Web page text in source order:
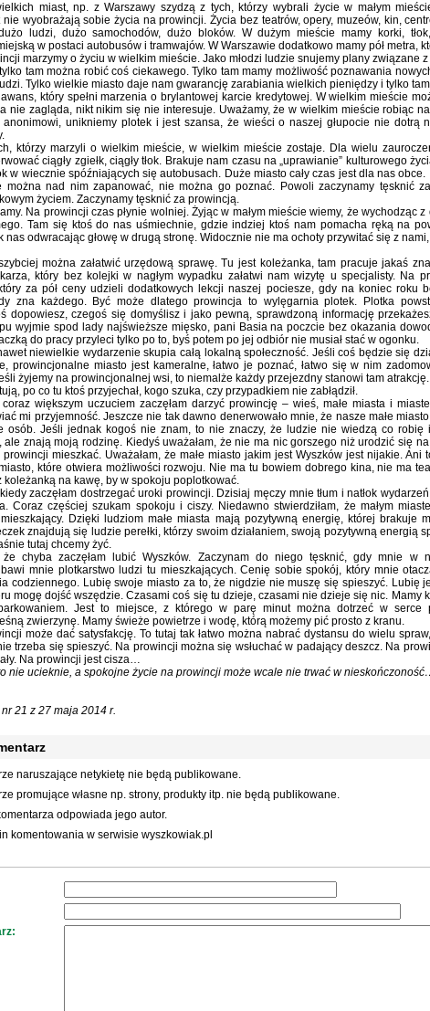
miast, np. z Warszawy szydzą z tych, którzy wybrali życie w małym
wyobrażają sobie życia na prowincji. Życia bez teatrów, opery, muzeów, kin,
ludzi, dużo samochodów, dużo bloków. W dużym mieście mamy korki,
w postaci autobusów i tramwajów. W Warszawie dodatkowo mamy pół metra,
marzymy o życiu w wielkim mieście. Jako młodzi ludzie snujemy plany związane
tam można robić coś ciekawego. Tylko tam mamy możliwość poznawania
Tylko wielkie miasto daje nam gwarancję zarabiania wielkich pieniędzy i tylko
który spełni marzenia o brylantowej karcie kredytowej. W wielkim mieście
nie zagląda, nikt nikim się nie interesuje. Uważamy, że w wielkim mieście robiąc
anonimowi, unikniemy plotek i jest szansa, że wieści o naszej głupocie nie dotrą
którzy marzyli o wielkim mieście, w wielkim mieście zostaje. Dla wielu
ciągły zgiełk, ciągły tłok. Brakuje nam czasu na „uprawianie” kulturowego
w wiecznie spóźniających się autobusach. Duże miasto cały czas jest dla nas
można nad nim zapanować, nie można go poznać. Powoli zaczynamy tęsknić
życiem. Zaczynamy tęsknić za prowincją.
Na prowincji czas płynie wolniej. Żyjąc w małym mieście wiemy, że wychodząc
Tam się ktoś do nas uśmiechnie, gdzie indziej ktoś nam pomacha ręką na
nas odwracając głowę w drugą stronę. Widocznie nie ma ochoty przywitać się z
można załatwić urzędową sprawę. Tu jest koleżanka, tam pracuje jakaś
który bez kolejki w nagłym wypadku załatwi nam wizytę u specjalisty. Na
za pół ceny udzieli dodatkowych lekcji naszej pociesze, gdy na koniec roku
zna każdego. Być może dlatego prowincja to wylęgarnia plotek. Plotka
dopowiesz, czegoś się domyślisz i jako pewną, sprawdzoną informację
wyjmie spod lady najświeższe mięsko, pani Basia na poczcie bez okazania
do pracy przyleci tylko po to, byś potem po jej odbiór nie musiał stać w ogonku.
niewielkie wydarzenie skupia całą lokalną społeczność. Jeśli coś będzie się
prowincjonalne miasto jest kameralne, łatwo je poznać, łatwo się w nim
żyjemy na prowincjonalnej wsi, to niemalże każdy przejezdny stanowi tam
po co tu ktoś przyjechał, kogo szuka, czy przypadkiem nie zabłądził.
większym uczuciem zaczęłam darzyć prowincję – wieś, małe miasta i
mi przyjemność. Jeszcze nie tak dawno denerwowało mnie, że nasze małe
osób. Jeśli jednak kogoś nie znam, to nie znaczy, że ludzie nie wiedzą co
ale znają moją rodzinę. Kiedyś uważałam, że nie ma nic gorszego niż urodzić się
mieszkać. Uważałam, że małe miasto jakim jest Wyszków jest nijakie. Ani
które otwiera możliwości rozwoju. Nie ma tu bowiem dobrego kina, nie ma
koleżanką na kawę, by w spokoju poplotkować.
zaczęłam dostrzegać uroki prowincji. Dzisiaj męczy mnie tłum i natłok
Coraz częściej szukam spokoju i ciszy. Niedawno stwierdziłam, że małym
Dzięki ludziom małe miasta mają pozytywną energię, której brakuje
znajdują się ludzie perełki, którzy swoim działaniem, swoją pozytywną energią
tutaj chcemy żyć.
że chyba zaczęłam lubić Wyszków. Zaczynam do niego tęsknić, gdy mnie w
mnie plotkarstwo ludzi tu mieszkających. Cenię sobie spokój, który mnie
codziennego. Lubię swoje miasto za to, że nigdzie nie muszę się spieszyć. Lubię
mogę dojść wszędzie. Czasami coś się tu dzieje, czasami nie dzieje się nic. Mamy
Jest to miejsce, z którego w parę minut można dotrzeć w serce
zwierzynę. Mamy świeże powietrze i wodę, którą możemy pić prosto z kranu.
może dać satysfakcję. To tutaj tak łatwo można nabrać dystansu do wielu
trzeba się spieszyć. Na prowincji można się wsłuchać w padający deszcz. Na
Na prowincji jest cisza…
nie ucieknie, a spokojne życie na prowincji może wcale nie trwać w
nr 21 z 27 maja 2014 r.
naruszające netykietę nie będą publikowane.
promujące własne np. strony, produkty itp. nie będą publikowane.
odpowiada jego autor.
komentowania w serwisie wyszkowiak.pl